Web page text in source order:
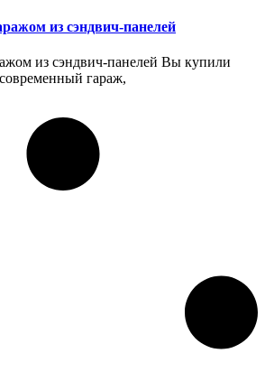
из сэндвич-панелей
из сэндвич-панелей Вы купили
гараж,